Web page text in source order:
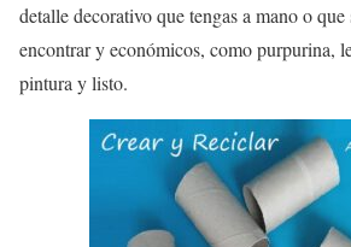
detalle decorativo que tengas a mano o
encontrar y económicos, como purpurina,
pintura y listo.